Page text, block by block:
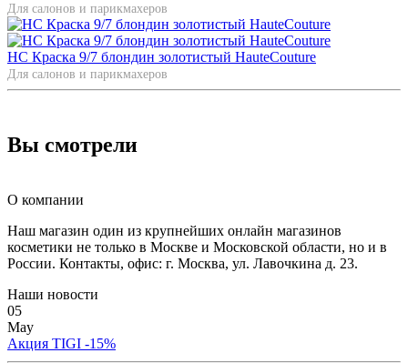
Для салонов и парикмахеров
HC Краска 9/7 блондин золотистый HauteCouture
Для салонов и парикмахеров
Вы смотрели
О компании
Наш магазин один из крупнейших онлайн магазинов
косметики не только в Москве и Московской области, но и в
России. Контакты, офис: г. Москва, ул. Лавочкина д. 23.
Наши новости
05
May
Акция TIGI -15%